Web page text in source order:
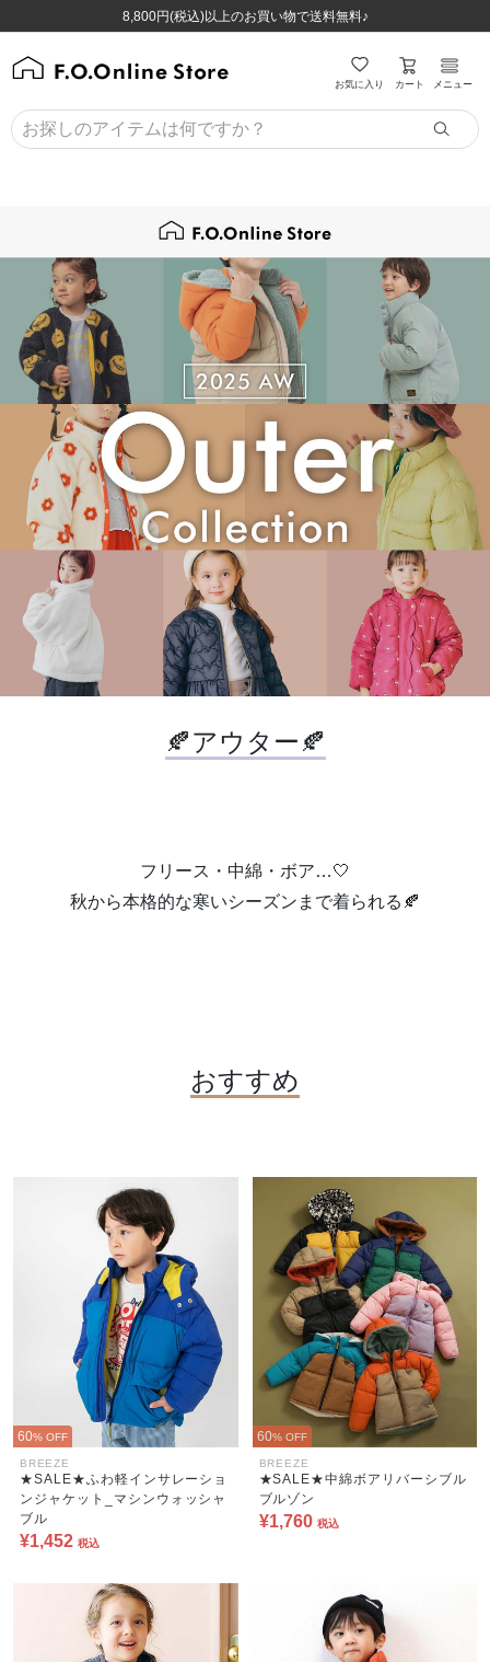
8,800円(税込)以上のお買い物で送料無料♪
ほぼ全品半額！！8/12(水)お昼12:59まで！！
8,800円(税込)以上のお買い物で送料無料♪
ほぼ全品半額！！8/12(水)お昼12:59まで！！
お気に入り カート メニュー
🍂アウター🍂
フリース・中綿・ボア…🤍
秋から本格的な寒いシーズンまで着られる🍂
おすすめ
60% OFF
BREEZE
★SALE★ふわ軽インサレーショ
ンジャケット_マシンウォッシャ
ブル
¥1,452 税込
60% OFF
BREEZE
★SALE★中綿ボアリバーシブル
ブルゾン
¥1,760 税込